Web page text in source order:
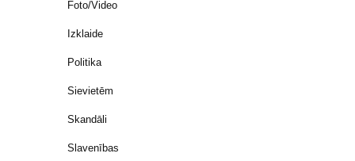
Foto/Video
Izklaide
Politika
Sievietēm
Skandāli
Slavenības